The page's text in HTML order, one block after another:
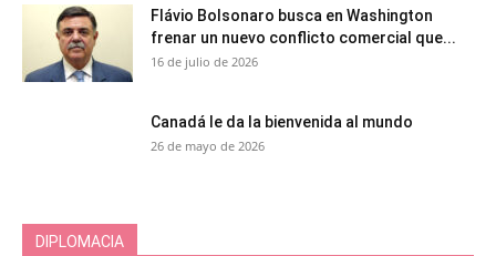
Flávio Bolsonaro busca en Washington
frenar un nuevo conflicto comercial que...
16 de julio de 2026
Canadá le da la bienvenida al mundo
26 de mayo de 2026
DIPLOMACIA